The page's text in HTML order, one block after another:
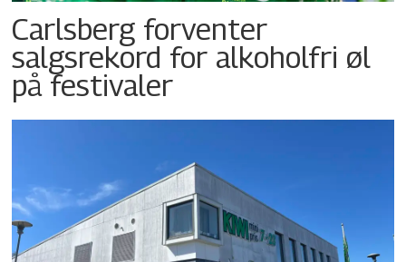
Carlsberg forventer
salgsrekord for alkoholfri øl
på festivaler